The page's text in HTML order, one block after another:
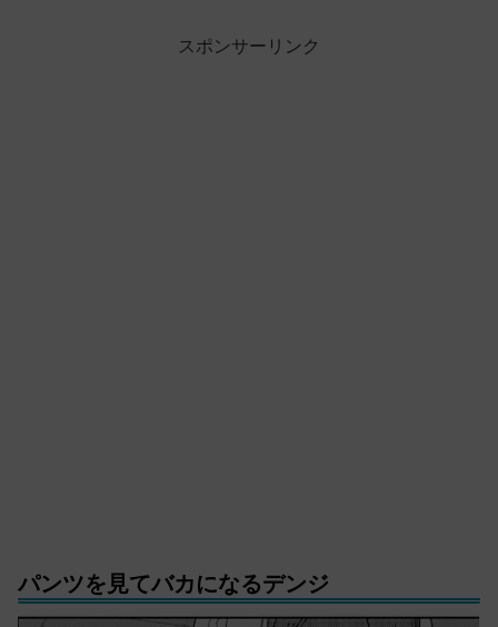
スポンサーリンク
パンツを見てバカになるデンジ